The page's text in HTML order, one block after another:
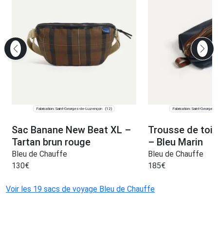
Fabrication: Saint-Georges-de-Luzençon (12)
Sac Banane New Beat XL –
Tartan brun rouge
Bleu de Chauffe
130€
Fabrication: Saint-
Trousse de
– Bleu Marin
Bleu de Chauffe
185€
Voir les 19 sacs de voyage Bleu de Chauffe